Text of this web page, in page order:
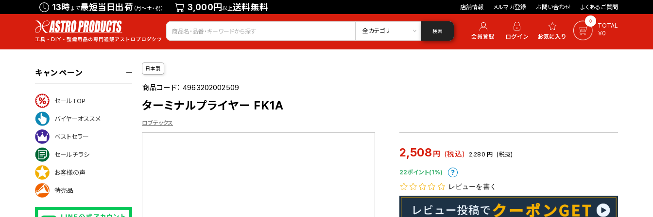
13時まで最短当日出荷 （月～土・祝） 3,000円以上送料無料 店舗情報 メルマガ登録 お問い合わせ よくあるご質問
会員登録 ログイン お気に入り 0
TOTAL
￥0
全カテゴリ 検索
キャンペーン
セールTOP
バイヤーオススメ
ベストセラー
セールチラシ
お客様の声
特売品
日本製
商品コード：4963202002509
ターミナルプライヤー FK1A
ロブテックス
2,508 円 (税込) 2,280 円 (税抜)
22ポイント(1%)
レビューを書く